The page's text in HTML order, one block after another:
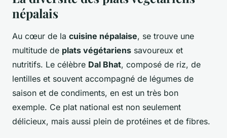
népalais
Au cœur de la cuisine népalaise, se trouve une
multitude de plats végétariens savoureux et
nutritifs. Le célèbre Dal Bhat, composé de riz, de
lentilles et souvent accompagné de légumes de
saison et de condiments, en est un très bon
exemple. Ce plat national est non seulement
délicieux, mais aussi plein de protéines et de fibres.